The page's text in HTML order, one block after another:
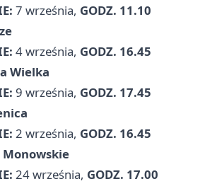
7 września, GODZ. 11.10
4 września, GODZ. 16.45
Wielka
9 września, GODZ. 17.45
2 września, GODZ. 16.45
Monowskie
24 września, GODZ. 17.00